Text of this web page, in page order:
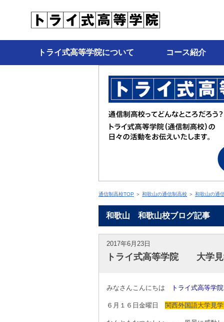
トライ式高等学院について コース紹介
通信制高校TOP ＞ 和歌山の通信制高校 ＞ 和歌山の通
和歌山 和歌山校ブログ記事
2017年6月23日
トライ式高等学院 大学見
みなさんこんにちは トライ式高等学
６月１６日金曜日 関西外国語大学見